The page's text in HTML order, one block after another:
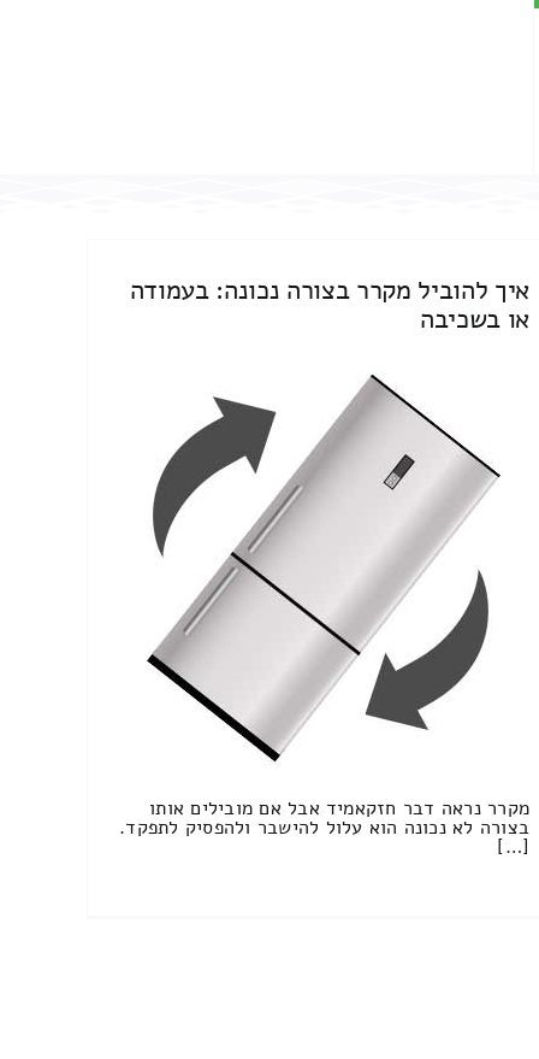
איך להוביל מקרר בצורה נכונה: בעמודה
או בשכיבה
מקרר נראה דבר חזקאמיד אבל אם מובילים אותו
בצורה לא נכונה הוא עלול להישבר ולהפסיק לתפקד.
[…]